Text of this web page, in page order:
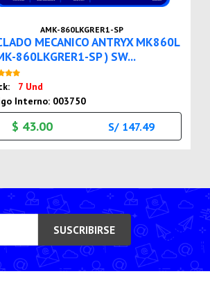
AMK-860LKGRER1-SP
MECANICO ANTRYX MK860L
860LKGRER1-SP ) SW...
7 Und
Interno: 003750
$ 43.00 S/ 147.49
SUSCRIBIRSE